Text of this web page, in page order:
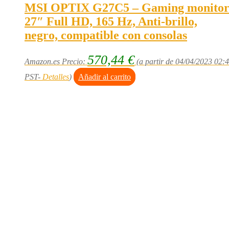
MSI OPTIX G27C5 – Gaming monitor
27″ Full HD, 165 Hz, Anti-brillo,
negro, compatible con consolas
Amazon.es Precio: 570,44 € (a partir de 04/04/2023
PST- Detalles) Añadir al carrito